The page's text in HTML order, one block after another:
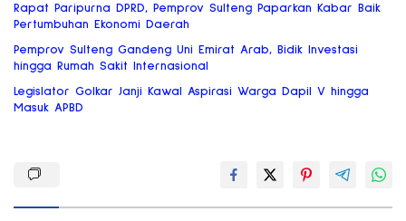
Rapat Paripurna DPRD, Pemprov Sulteng Paparkan Kabar Baik
Pertumbuhan Ekonomi Daerah
Pemprov Sulteng Gandeng Uni Emirat Arab, Bidik Investasi
hingga Rumah Sakit Internasional
Legislator Golkar Janji Kawal Aspirasi Warga Dapil V hingga
Masuk APBD